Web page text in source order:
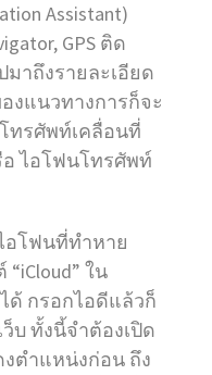
Assistant)
GPS ติด
มาถึงรายละเอียด
งแนวทางการก็จะ
ทรศัพท์เคลื่อนที่
ไอโฟนโทรศัพท์
โฟนที่ทำหาย
ใน
ด้ กรอกไอดีแล้วก็
บ ทั้งนี้จำต้องเปิด
ตำแหน่งก่อน ถึง